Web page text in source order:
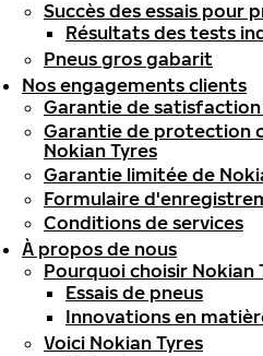
Succès des essais pour
Résultats des tests
Pneus gros gabarit
Nos engagements clients
Garantie de satisfaction
Garantie de protection
Nokian Tyres
Garantie limitée de
Formulaire
Conditions de services
À propos de nous
Pourquoi choisir Nokian
Essais de pneus
Innovations en
Voici Nokian Tyres